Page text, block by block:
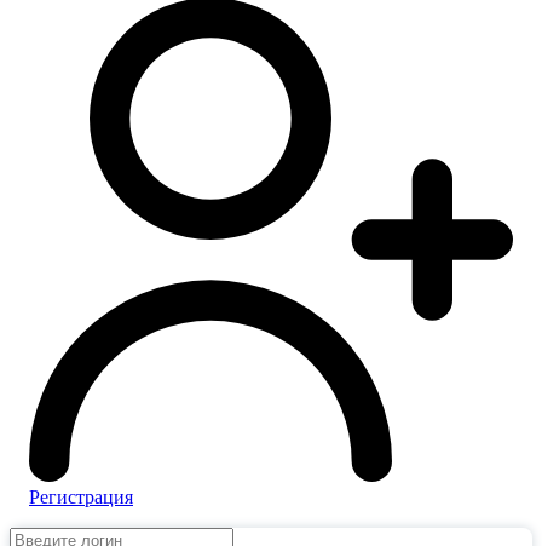
Регистрация